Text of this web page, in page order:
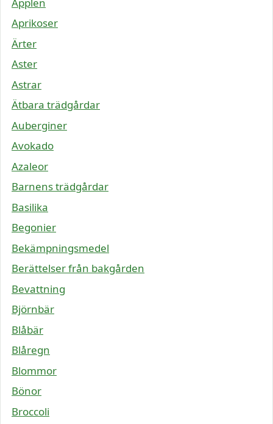
Aprikoser
Ärter
Aster
Astrar
Ätbara trädgårdar
Auberginer
Avokado
Azaleor
Barnens trädgårdar
Basilika
Begonier
Bekämpningsmedel
Berättelser från bakgården
Bevattning
Björnbär
Blåbär
Blåregn
Blommor
Bönor
Broccoli